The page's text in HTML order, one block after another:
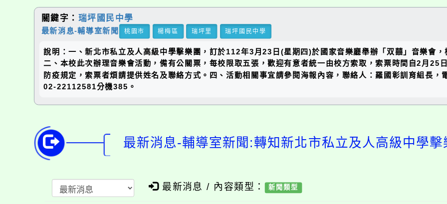
關鍵字： 瑞坪國民中學
最新消息-輔導室新聞 桃園市 楊梅區 瑞坪里 瑞坪國民中學
說明：一、新北市私立及人高級中學擊樂團，訂於112年3月23日(星期四)於國家音樂廳舉辦「双囍」音樂會
二、本校此次辦理音樂會活動，備有公關票，每校限取五張，歡迎有意者統一由校方索取，索票時間自2月25
防疫規定，索票者煩請提供姓名及聯絡方式。四、活動相關事宜請參閱海報內容，聯絡人：羅國彰訓育組長
02-22112581分機385。
最新消息-輔導室新聞:轉知新北市私立及人高級中學
最新消息 / 內容類型： 新聞類型